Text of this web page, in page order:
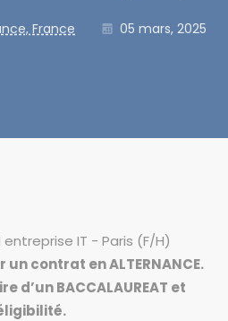
France 05 mars, 2025
IT - Paris (F/H)
contrat en ALTERNANCE.
d’un BACCALAUREAT et